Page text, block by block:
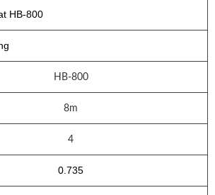
HB-800
HB-800
8m
4
0.735